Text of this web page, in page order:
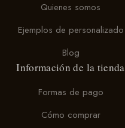
Quienes somos
Ejemplos de personalizado
Blog
Información de la tienda
Formas de pago
Cómo comprar